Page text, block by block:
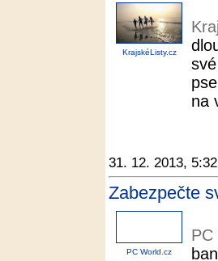
KrajskéListy.cz
na
31. 12. 2013, 5:32
Zabezpečte
PC World.cz
PC